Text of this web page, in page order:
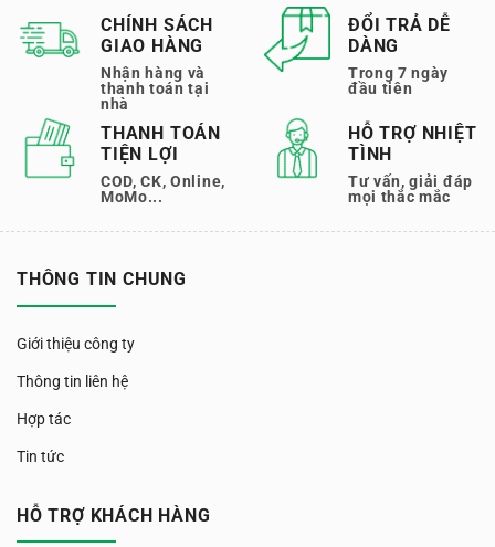
CHÍNH SÁCH
GIAO HÀNG
Nhận hàng và
thanh toán tại
nhà
ĐỔI TRẢ DỄ
DÀNG
Trong 7 ngày
đầu tiên
THANH TOÁN
TIỆN LỢI
COD, CK, Online,
MoMo...
HỖ TRỢ NHIỆT
TÌNH
Tư vấn, giải đáp
mọi thắc mắc
THÔNG TIN CHUNG
Giới thiệu công ty
Thông tin liên hệ
Hợp tác
Tin tức
HỖ TRỢ KHÁCH HÀNG